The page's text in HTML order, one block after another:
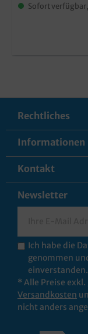
Sofort
Rechtliches
Informationen
Kontakt
Newsletter
Ich habe die
genommen
einverstanden.
* Alle Preise
Versandkosten
nicht anders